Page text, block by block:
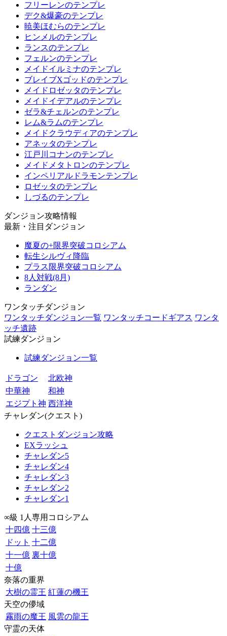
フリーレンのテンプレ
デク&爆豪のテンプレ
暁美ほむらのテンプレ
ヒンメルのテンプレ
ランスのテンプレ
フェルンのテンプレ
メイドイルミナのテンプレ
ブレイブXゴッドのテンプレ
メイドロゼッタのテンプレ
メイドイデアルのテンプレ
ゼラ&チェルンのテンプレ
レム&ラムのテンプレ
メイドクラウディアのテンプレ
アネッタのテンプレ
江戸川コナンのテンプレ
メイドメタトロンのテンプレ
インペリアルドラモンテンプレ
ロゼッタのテンプレ
しづるのテンプレ
ダンジョン攻略情報
最新・注目ダンジョン
魔夏の+限界突破コロシアム
転生シルヴィ降臨
プラス限界突破コロシアム
8人対戦(8月)
ランダン
ワンタッチダンジョン
ワンタッチダンジョン一覧 ワンタッチコードギアス ワンタ
ッチ遺跡
試練ダンジョン
試練ダンジョン一覧
ドラゴン
北欧神
中華神
和神
エジプト神 西洋神
チャレダン(クエスト)
クエストダンジョン攻略
EXラッシュ
チャレダン5
チャレダン4
チャレダン3
チャレダン2
チャレダン1
∞級 1人専用コロシアム
十四億 十三億
ドット 十二億
十一億 裏十億
十億
奈落の重界
大樹の霊王 紅蓮の機王
天空の儚域
霧雨の魔王 風雲の龍王
守霊の天体